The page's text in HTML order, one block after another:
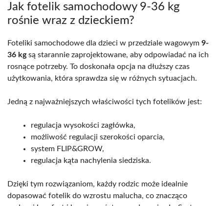
Jak fotelik samochodowy 9-36 kg
rośnie wraz z dzieckiem?
Foteliki samochodowe dla dzieci w przedziale wagowym 9-
36 kgsą starannie zaprojektowane, aby odpowiadać na ich
rosnące potrzeby. To doskonała opcja na dłuższy czas
użytkowania, która sprawdza się w różnych sytuacjach.
Jedną z najważniejszych właściwości tych fotelików jest:
regulacja wysokości zagłówka,
możliwość regulacji szerokości oparcia,
system FLIP&GROW,
regulacja kąta nachylenia siedziska.
Dzięki tym rozwiązaniom, każdy rodzic może idealnie
dopasować fotelik do wzrostu malucha, co znacząco